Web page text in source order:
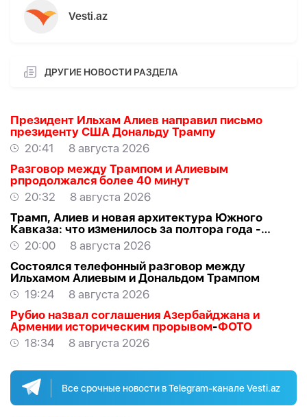
Vesti.az
ДРУГИЕ НОВОСТИ РАЗДЕЛА
Президент Ильхам Алиев направил письмо
президенту США Дональду Трампу
20:41
8 августа 2026
Разговор между Трампом и Алиевым
рпродолжался более 40 минут
20:32
8 августа 2026
Трамп, Алиев и новая архитектура Южного
Кавказа: что изменилось за полтора года -
ВЗГЛЯД
20:00
8 августа 2026
Состоялся телефонный разговор между
Ильхамом Алиевым и Дональдом Трампом
19:24
8 августа 2026
Рубио назвал соглашения Азербайджана и
Армении историческим прорывом-ФОТО
18:34
8 августа 2026
Все срочные новости в Telegram-канале Vesti.az